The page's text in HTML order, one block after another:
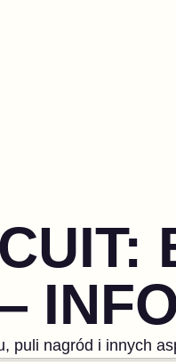
puli nagród i innych